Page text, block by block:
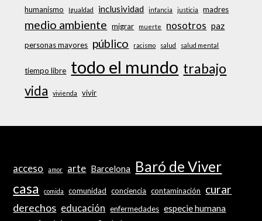
humanismo Igualdad inclusividad infancia justicia madres
medio ambiente migrar muerte nosotros paz
personas mayores público racismo salud salud mental
tiempo libre todo el mundo trabajo
vida vivienda vivir
acceso amor arte Barcelona Baró de Viver
casa comida comunidad conciencia contaminación curar
derechos educación enfermedades especie humana